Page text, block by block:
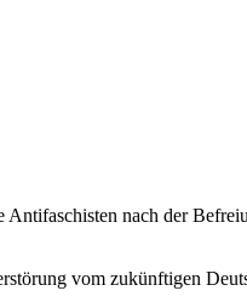
nach der
vom zukünftigen